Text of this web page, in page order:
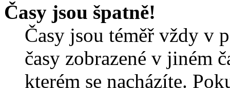
Časy jsou špatně!
Časy jsou téměř vždy v
časy zobrazené v jiném
kterém se nacházíte.